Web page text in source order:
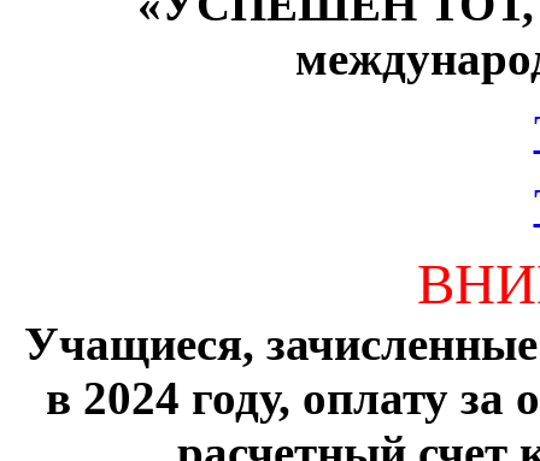
Учащиеся,
в 2024 году, оплату